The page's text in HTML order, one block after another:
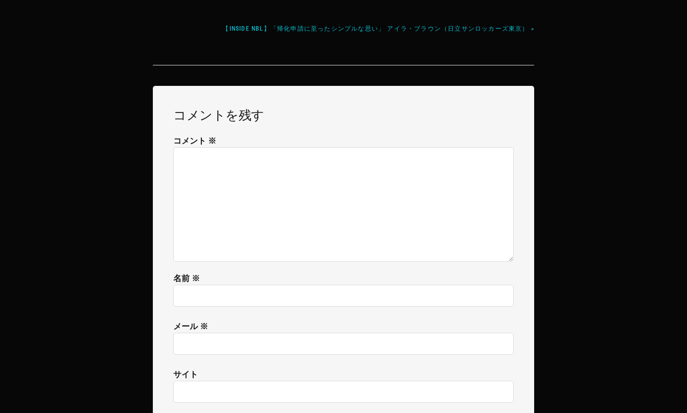
【INSIDE NBL】「帰化申請に至ったシンプルな思い」 アイラ・ブラウン（日立サンロッカーズ東京） »
コメントを残す
コメント ※
名前 ※
メール ※
サイト